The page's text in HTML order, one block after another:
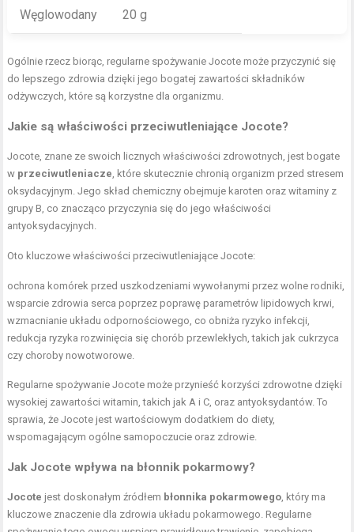
Węglowodany 20 g
Ogólnie rzecz biorąc, regularne spożywanie Jocote może przyczynić się
do lepszego zdrowia dzięki jego bogatej zawartości składników
odżywczych, które są korzystne dla organizmu.
Jakie są właściwości przeciwutleniające Jocote?
Jocote, znane ze swoich licznych właściwości zdrowotnych, jest bogate
w przeciwutleniacze , które skutecznie chronią organizm przed stresem
oksydacyjnym. Jego skład chemiczny obejmuje karoten oraz witaminy z
grupy B, co znacząco przyczynia się do jego właściwości
antyoksydacyjnych.
Oto kluczowe właściwości przeciwutleniające Jocote:
ochrona komórek przed uszkodzeniami wywołanymi przez wolne rodniki,
wsparcie zdrowia serca poprzez poprawę parametrów lipidowych krwi,
wzmacnianie układu odpornościowego, co obniża ryzyko infekcji,
redukcja ryzyka rozwinięcia się chorób przewlekłych, takich jak cukrzyca
czy choroby nowotworowe.
Regularne spożywanie Jocote może przynieść korzyści zdrowotne dzięki
wysokiej zawartości witamin, takich jak A i C, oraz antyoksydantów. To
sprawia, że Jocote jest wartościowym dodatkiem do diety,
wspomagającym ogólne samopoczucie oraz zdrowie.
Jak Jocote wpływa na błonnik pokarmowy?
Jocote jest doskonałym źródłem błonnika pokarmowego , który ma
kluczowe znaczenie dla zdrowia układu pokarmowego. Regularne